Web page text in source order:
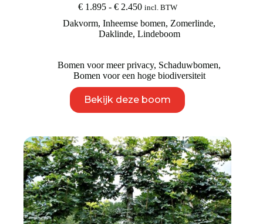
€1.895 - €2.450Prijsklasse:
tot
€ 2.450
incl. BTW
Dakvorm,Inheemse bomen, Zomerlinde,
Daklinde, Lindeboom
Bomen voor meer privacy, Schaduwbomen,
Bomen voor een hoge biodiversiteit
Bekijk deze boom
product
heeft
Deze
optie
kan
gekozen
worden
op
de
productpagina